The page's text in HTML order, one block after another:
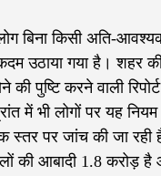
लोग बिना किसी अति-
उठाया गया है। शहर
पुष्टि करने वाली
भी लोगों पर यह
स्तर पर जांच की जा
आबादी 1.8 करोड़ है